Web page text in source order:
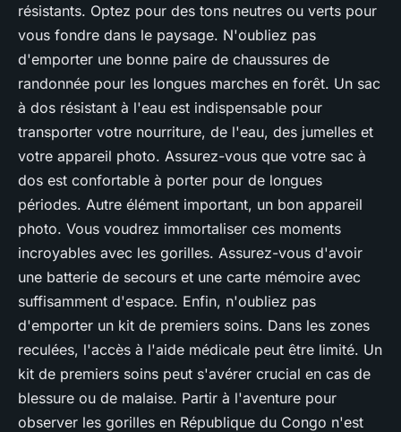
résistants. Optez pour des tons neutres ou verts pour
vous fondre dans le paysage. N'oubliez pas
d'emporter une bonne paire de chaussures de
randonnée pour les longues marches en forêt. Un sac
à dos résistant à l'eau est indispensable pour
transporter votre nourriture, de l'eau, des jumelles et
votre appareil photo. Assurez-vous que votre sac à
dos est confortable à porter pour de longues
périodes. Autre élément important, un bon appareil
photo. Vous voudrez immortaliser ces moments
incroyables avec les gorilles. Assurez-vous d'avoir
une batterie de secours et une carte mémoire avec
suffisamment d'espace. Enfin, n'oubliez pas
d'emporter un kit de premiers soins. Dans les zones
reculées, l'accès à l'aide médicale peut être limité. Un
kit de premiers soins peut s'avérer crucial en cas de
blessure ou de malaise. Partir à l'aventure pour
observer les gorilles en République du Congo n'est